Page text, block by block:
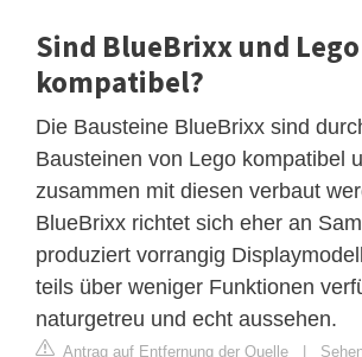
Sind BlueBrixx und Lego
kompatibel?
Die Bausteine BlueBrixx sind
Bausteinen von Lego kompatibel
zusammen mit diesen verbaut
BlueBrixx richtet sich eher an
produziert vorrangig
teils über weniger Funktionen
naturgetreu und echt aussehen.
Antrag auf Entfernung der Quelle |